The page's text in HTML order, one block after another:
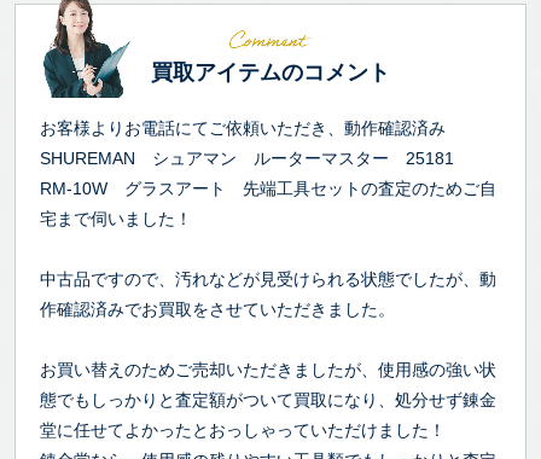
買取アイテムのコメント
お客様よりお電話にてご依頼いただき、動作確認済み
SHUREMAN シュアマン ルーターマスター 25181
RM-10W グラスアート 先端工具セットの査定のためご自
宅まで伺いました！
中古品ですので、汚れなどが見受けられる状態でしたが、動
作確認済みでお買取をさせていただきました。
お買い替えのためご売却いただきましたが、使用感の強い状
態でもしっかりと査定額がついて買取になり、処分せず錬金
堂に任せてよかったとおっしゃっていただけました！